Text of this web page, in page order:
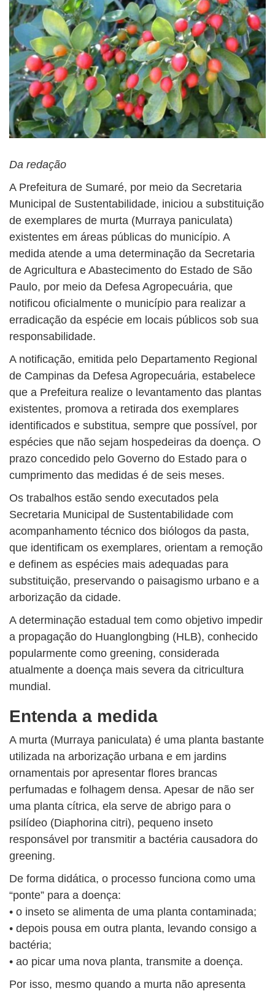
Da redação
A Prefeitura de Sumaré, por meio da Secretaria
Municipal de Sustentabilidade, iniciou a substituição
de exemplares de murta (Murraya paniculata)
existentes em áreas públicas do município. A
medida atende a uma determinação da Secretaria
de Agricultura e Abastecimento do Estado de São
Paulo, por meio da Defesa Agropecuária, que
notificou oficialmente o município para realizar a
erradicação da espécie em locais públicos sob sua
responsabilidade.
A notificação, emitida pelo Departamento Regional
de Campinas da Defesa Agropecuária, estabelece
que a Prefeitura realize o levantamento das plantas
existentes, promova a retirada dos exemplares
identificados e substitua, sempre que possível, por
espécies que não sejam hospedeiras da doença. O
prazo concedido pelo Governo do Estado para o
cumprimento das medidas é de seis meses.
Os trabalhos estão sendo executados pela
Secretaria Municipal de Sustentabilidade com
acompanhamento técnico dos biólogos da pasta,
que identificam os exemplares, orientam a remoção
e definem as espécies mais adequadas para
substituição, preservando o paisagismo urbano e a
arborização da cidade.
A determinação estadual tem como objetivo impedir
a propagação do Huanglongbing (HLB), conhecido
popularmente como greening, considerada
atualmente a doença mais severa da citricultura
mundial.
Entenda a medida
A murta (Murraya paniculata) é uma planta bastante
utilizada na arborização urbana e em jardins
ornamentais por apresentar flores brancas
perfumadas e folhagem densa. Apesar de não ser
uma planta cítrica, ela serve de abrigo para o
psilídeo (Diaphorina citri), pequeno inseto
responsável por transmitir a bactéria causadora do
greening.
De forma didática, o processo funciona como uma
“ponte” para a doença:
• o inseto se alimenta de uma planta contaminada;
• depois pousa em outra planta, levando consigo a
bactéria;
• ao picar uma nova planta, transmite a doença.
Por isso, mesmo quando a murta não apresenta